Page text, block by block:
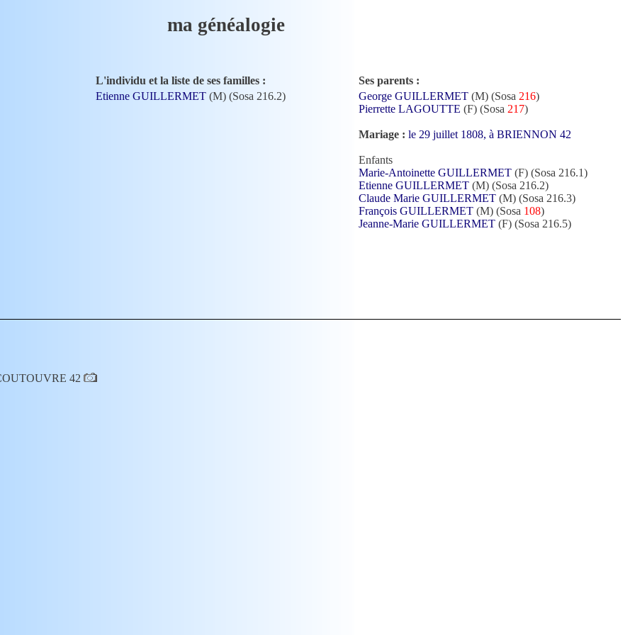
ma généalogie
L'individu et la liste de ses familles :
Ses parents :
Etienne GUILLERMET (M) (Sosa 216.2) George GUILLERMET (M) (Sosa 216)
Pierrette LAGOUTTE (F) (Sosa 217)
Mariage : le 29 juillet 1808, à BRIENNON 42
Enfants
Marie-Antoinette GUILLERMET (F) (Sosa 216.1)
Etienne GUILLERMET (M) (Sosa 216.2)
Claude Marie GUILLERMET (M) (Sosa 216.3)
François GUILLERMET (M) (Sosa 108)
Jeanne-Marie GUILLERMET (F) (Sosa 216.5)
42